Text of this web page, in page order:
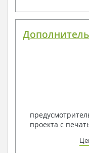
проекта с